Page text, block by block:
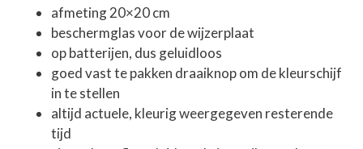
afmeting 20×20 cm
beschermglas voor de wijzerplaat
op batterijen, dus geluidloos
goed vast te pakken draaiknop om de kleurschijf
in te stellen
altijd actuele, kleurig weergegeven resterende
tijd